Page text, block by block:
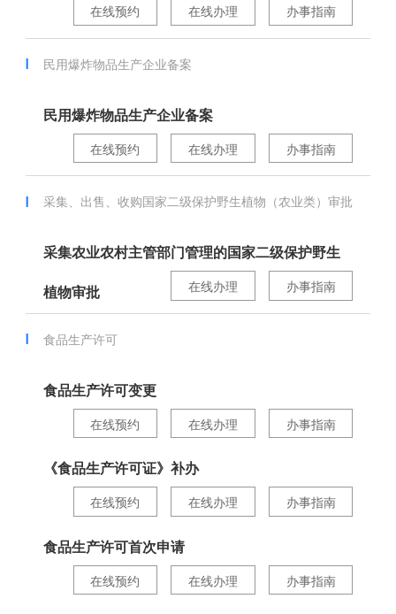
办事指南
在线办理
在线预约
民用爆炸物品生产企业备案
民用爆炸物品生产企业备案
办事指南
在线办理
在线预约
采集、出售、收购国家二级保护野生植物（农业类）审批
采集农业农村主管部门管理的国家二级保护野生
植物审批 办事指南
在线办理
食品生产许可
食品生产许可变更
办事指南
在线办理
在线预约
《食品生产许可证》补办
办事指南
在线办理
在线预约
食品生产许可首次申请
办事指南
在线办理
在线预约